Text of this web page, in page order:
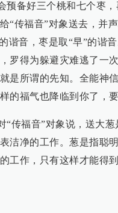
好三个桃和七个枣，
“传福音”对象送去，并
谐音，枣是取“早”的谐
罗得为躲避灾难逃了一
是所谓的先知。全能神
的福气也降临到你了，
福音”对象说，送大葱
洁净的工作。葱是指聪
工作，只有这样才能得